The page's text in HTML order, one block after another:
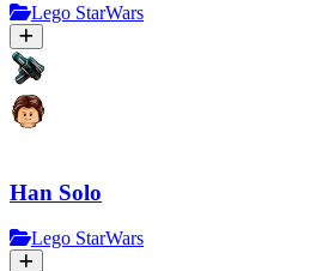
Lego StarWars
Han Solo
Lego StarWars